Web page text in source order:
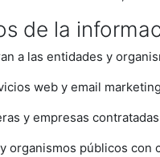
de la
a las entidades y
web y email
y empresas
organismos públicos con